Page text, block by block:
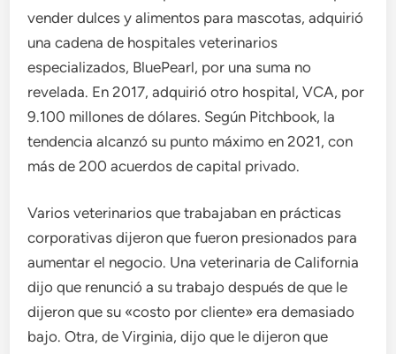
vender dulces y alimentos para mascotas, adquirió
una cadena de hospitales veterinarios
especializados, BluePearl, por una suma no
revelada. En 2017, adquirió otro hospital, VCA, por
9.100 millones de dólares. Según Pitchbook, la
tendencia alcanzó su punto máximo en 2021, con
más de 200 acuerdos de capital privado.
Varios veterinarios que trabajaban en prácticas
corporativas dijeron que fueron presionados para
aumentar el negocio. Una veterinaria de California
dijo que renunció a su trabajo después de que le
dijeron que su «costo por cliente» era demasiado
bajo. Otra, de Virginia, dijo que le dijeron que